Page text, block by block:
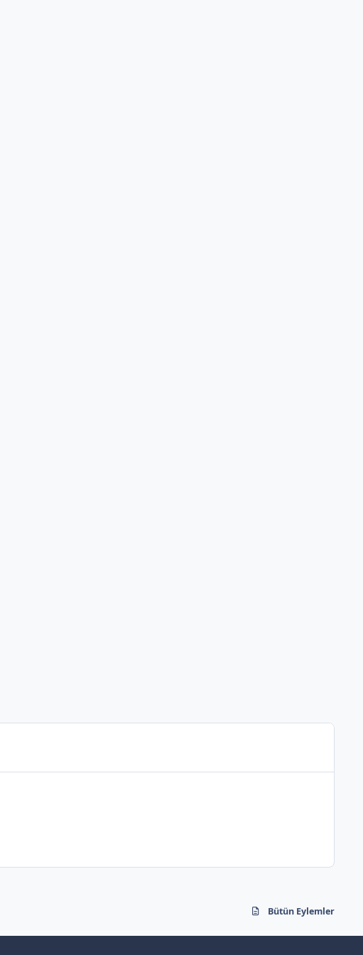
Bütün Eylemler